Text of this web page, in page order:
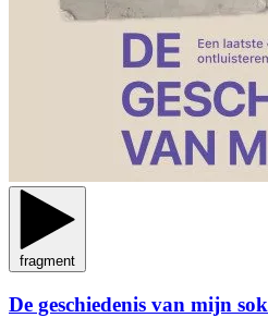
fragment
De geschiedenis van mijn sok